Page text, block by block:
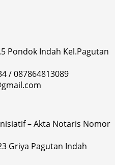
Pondok Indah Kel.Pagutan
/ 087864813089
– Akta Notaris Nomor
Griya Pagutan Indah